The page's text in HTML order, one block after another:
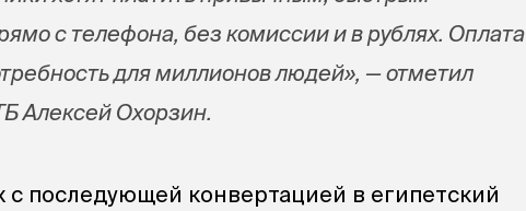
с телефона, без комиссии и в рублях. Оплата
для миллионов людей», — отметил
Алексей Охорзин.
с последующей конвертацией в египетский